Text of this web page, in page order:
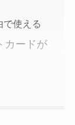
使える
カードが